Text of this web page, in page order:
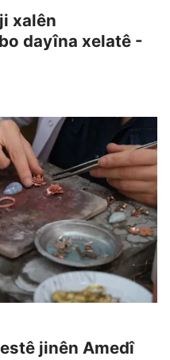
xalên
dayîna xelatê -
jinên Amedî